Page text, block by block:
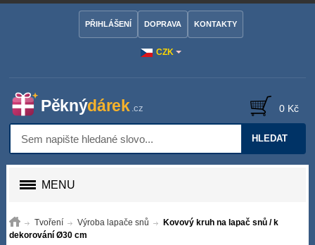
CZK
PŘIHLÁŠENÍ DOPRAVA KONTAKTY
HLEDAT
0 Kč
MENU
Tvoření Výroba lapače snů
Kovový kruh na lapač snů / k
dekorování Ø30 cm